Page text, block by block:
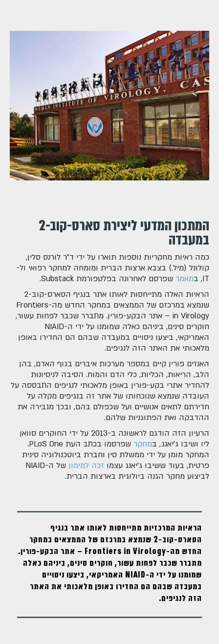
המתכון המדעי ליצירת סארס-קוב-2
במעבדה
כמה ראיות מחקריות נוספות תוארו על ידי ד"ר לורנס סלין,
קולונל (מיל.) בצבא ארצות הברית ומומחה למחקר רפואי ול-
IT, ב
מאמר שפרסם לאחרונה בפלטפורמת Substack.
הראיות האלה מתייחסות לאותו אתר בנגיף הסארס-קוב-2
שנמצא במרכזם של הממצאים במחקר החדש מה-Frontiers
in Virology – אתר הבקע-פורין. מתברר שכבר לפחות עשור,
חוקרים סינים, ביניהם כאלה שמומנו על ידי ה-NIAID
האמריקאי, ביצעו ניסויים במעבדה שבהם הם החדירו באופן
מלאכותי את האתר הזה לנגיפים.
האנזים פורין קיים במספר מערכות איברים בגוף האדם, בהן
הלב, הריאות, הכליות, כלי הדם והמוח. הסיבה לניסיונות
להחדיר אתרי בקע-פורין באופן מלאכותי לנגיפים התבססה על
העובדה שנמצא שנוכחותו של אתר זה בנגיפים מקלה על
חדירתם לתאים אנושיים ועל שכפולם בהם, ובכך מגבירה את
ההדבקה ואת הפתוגניות שלהם.
הרעיון הזה הודגם לראשונה ב-2013 על ידי החוקרים סוואן
ליו ושיבו ג'יאנג, במחקר
שפרסמו בכתב העת PLoS One.
המחקר מומן על ידי ממשלת סין וחברת ביוטכנולוגיה סינית
פרטית, בעוד ששיבו ג'יאנג עצמו זכה למימון
של ה-NIAID
לביצוע מחקר הגנה ביולוגית בארצות הברית.
הראיות המרכזיות מתייחסות לאותו אתר בנגיף
הסארס-קוב-2 שנמצא במרכזם של הממצאים במחקר
החדש מה-Frontiers in Virology – אתר הבקע-פורין.
מתברר שכבר לפחות עשור, חוקרים סינים, ביניהם כאלה
שמומנו על ידי ה-NIAID האמריקאי, ביצעו ניסויים
במעבדה שבהם הם החדירו באופן מלאכותי את האתר
הזה לנגיפים.